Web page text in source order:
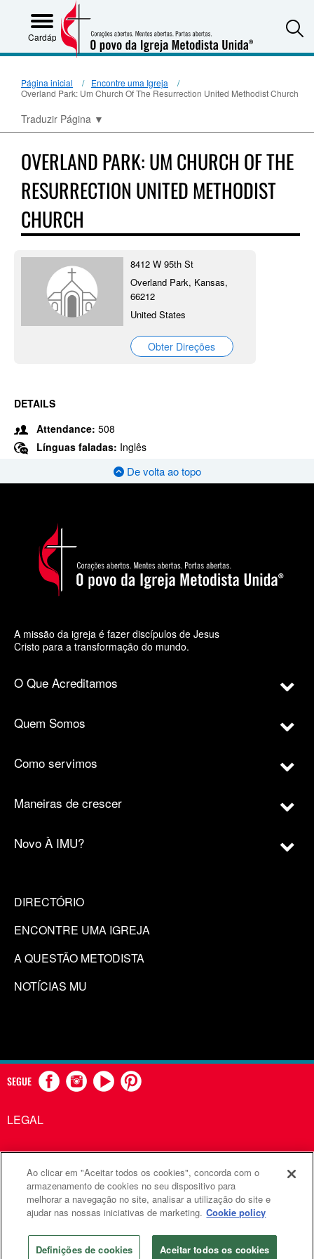
Cardápio
Página inicial
Encontre uma Igreja
Overland Park: Um Church Of The Resurrection United Methodist Church
Traduzir Página ▼
OVERLAND PARK: UM CHURCH OF THE
RESURRECTION UNITED METHODIST
CHURCH
8412 W 95th St
Overland Park, Kansas,
66212
United States
Obter Direções
DETAILS
Attendance: 508
Línguas faladas: Inglês
De volta ao topo
A missão da igreja é fazer discípulos de Jesus
Cristo para a transformação do mundo.
O Que Acreditamos
Quem Somos
Como servimos
Maneiras de crescer
Novo À IMU?
DIRECTÓRIO
ENCONTRE UMA IGREJA
A QUESTÃO METODISTA
NOTÍCIAS MU
SEGUE
LEGAL
Comunicações Metodistas Unidas é uma agência da Igreja
Metodista Unida
©2026 Comunicações Metodistas Unidas. Todos os direitos
reservados
Ao clicar em "Aceitar todos os cookies", concorda com o
armazenamento de cookies no seu dispositivo para
melhorar a navegação no site, analisar a utilização do site e
ajudar nas nossas iniciativas de marketing. Cookie policy
Definições de cookies Aceitar todos os cookies